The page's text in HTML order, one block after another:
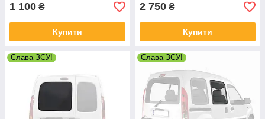
1 100 ₴
Купити
2 750 ₴
Купити
Слава ЗСУ! Слава ЗСУ!